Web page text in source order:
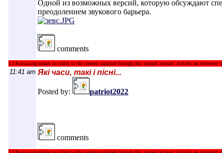
Одной из возможных версий, которую обсуждают
преодолением звукового барьера.
comments
LJ.Rossia.org makes no claim to the content supplied through this journal account. Articles are retrieved
11:41 am Які часи, такі і пісні...
Posted by: patriot2022
comments